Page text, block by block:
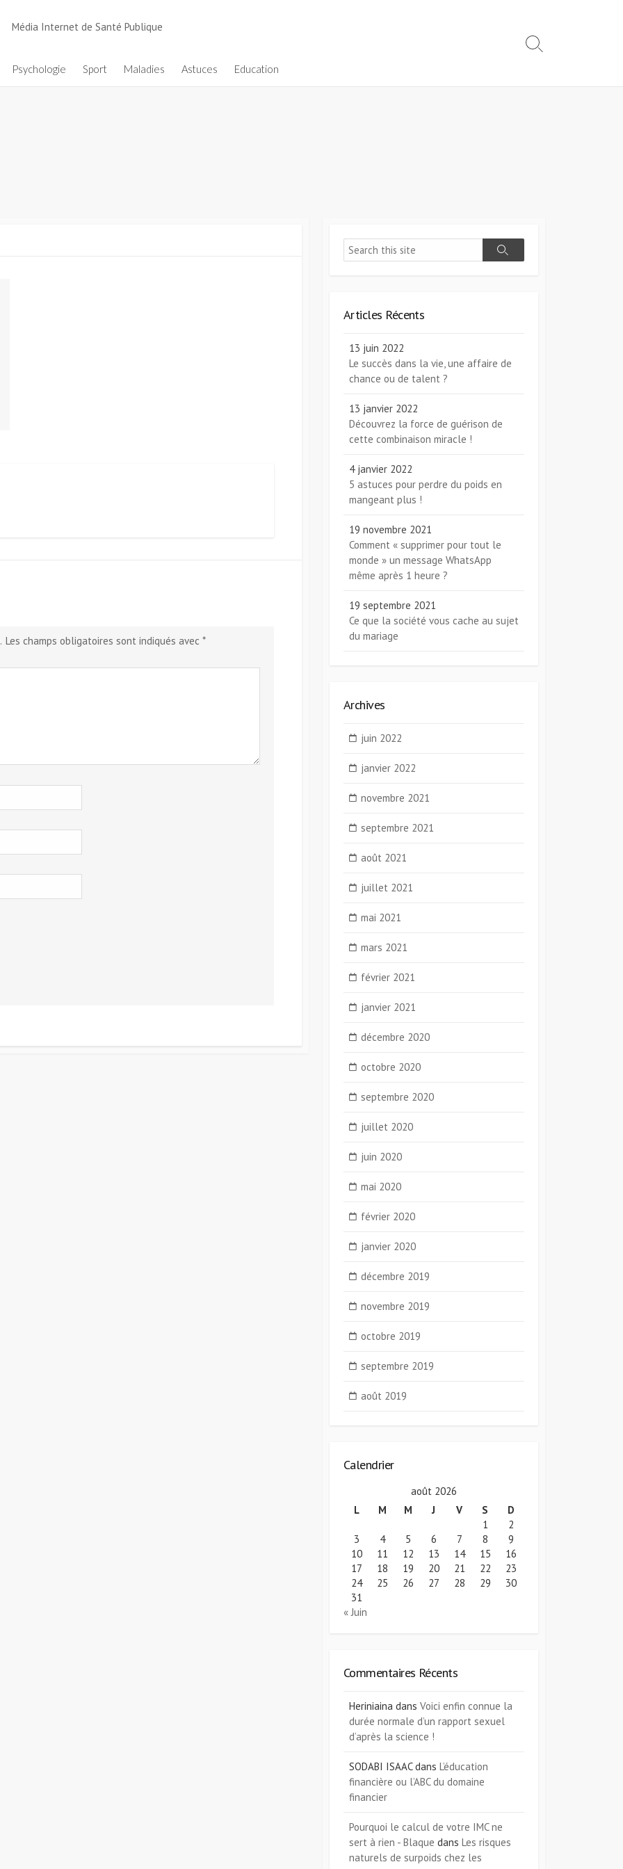
Média Internet de Santé Publique
Psychologie Sport Maladies Astuces Education
Search
Les champs obligatoires sont indiqués avec *
Search
Search
Articles Récents
13 juin 2022
Le succès dans la vie, une affaire de
chance ou de talent ?
13 janvier 2022
Découvrez la force de guérison de
cette combinaison miracle !
4 janvier 2022
5 astuces pour perdre du poids en
mangeant plus !
19 novembre 2021
Comment « supprimer pour tout le
monde » un message WhatsApp
même après 1 heure ?
19 septembre 2021
Ce que la société vous cache au sujet
du mariage
Archives
juin 2022
janvier 2022
novembre 2021
septembre 2021
août 2021
juillet 2021
mai 2021
mars 2021
février 2021
janvier 2021
décembre 2020
octobre 2020
septembre 2020
juillet 2020
juin 2020
mai 2020
février 2020
janvier 2020
décembre 2019
novembre 2019
octobre 2019
septembre 2019
août 2019
Calendrier
août 2026
L
M M J V S
D
1
2
3
4 5 6 7 8
9
10
11 12 13 14 15
16
17
18 19 20 21 22
23
24
25 26 27 28 29
30
31
« Juin
Commentaires Récents
Heriniaina dans Voici enfin connue la
durée normale d’un rapport sexuel
d’après la science !
SODABI ISAACdans L’éducation
financière ou l’ABC du domaine
financier
Pourquoi le calcul de votre IMC ne
sert à rien - Blaque dans Les risques
naturels de surpoids chez les